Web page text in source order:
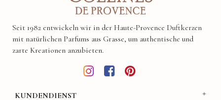
Seit 1982 entwickeln wir in der Haute-Provence Duftkerzen
mit natürlichen Parfums aus Grasse, um authentische und
zarte Kreationen anzubieten.
KUNDENDIENST